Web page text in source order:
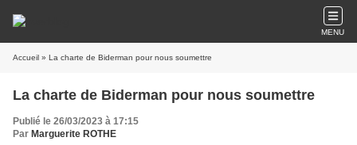
MENU
Accueil » La charte de Biderman pour nous soumettre
La charte de Biderman pour nous soumettre
Publié le 26/03/2023 à 17:15
Par Marguerite ROTHE